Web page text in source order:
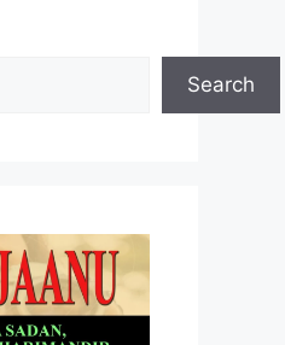
Search